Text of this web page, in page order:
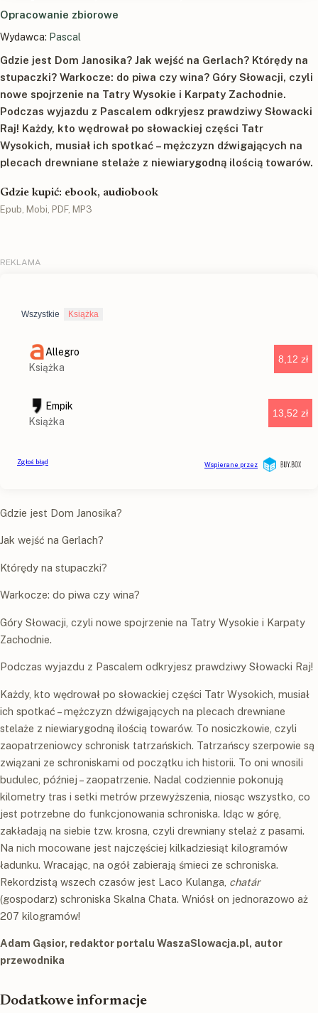
Opracowanie zbiorowe
Wydawca: Pascal
Gdzie jest Dom Janosika? Jak wejść na Gerlach? Którędy na
stupaczki? Warkocze: do piwa czy wina? Góry Słowacji, czyli
nowe spojrzenie na Tatry Wysokie i Karpaty Zachodnie.
Podczas wyjazdu z Pascalem odkryjesz prawdziwy Słowacki
Raj! Każdy, kto wędrował po słowackiej części Tatr
Wysokich, musiał ich spotkać – mężczyzn dźwigających na
plecach drewniane stelaże z niewiarygodną ilością towarów.
Gdzie kupić: ebook, audiobook
Epub, Mobi, PDF, MP3
Gdzie jest Dom Janosika?
Jak wejść na Gerlach?
Którędy na stupaczki?
Warkocze: do piwa czy wina?
Góry Słowacji, czyli nowe spojrzenie na Tatry Wysokie i Karpaty
Zachodnie.
Podczas wyjazdu z Pascalem odkryjesz prawdziwy Słowacki Raj!
Każdy, kto wędrował po słowackiej części Tatr Wysokich, musiał
ich spotkać – mężczyzn dźwigających na plecach drewniane
stelaże z niewiarygodną ilością towarów. To nosiczkowie, czyli
zaopatrzeniowcy schronisk tatrzańskich. Tatrzańscy szerpowie są
związani ze schroniskami od początku ich historii. To oni wnosili
budulec, później – zaopatrzenie. Nadal codziennie pokonują
kilometry tras i setki metrów przewyższenia, niosąc wszystko, co
jest potrzebne do funkcjonowania schroniska. Idąc w górę,
zakładają na siebie tzw. krosna, czyli drewniany stelaż z pasami.
Na nich mocowane jest najczęściej kilkadziesiąt kilogramów
ładunku. Wracając, na ogół zabierają śmieci ze schroniska.
Rekordzistą wszech czasów jest Laco Kulanga, chatár
(gospodarz) schroniska Skalna Chata. Wniósł on jednorazowo aż
207 kilogramów!
Adam Gąsior, redaktor portalu WaszaSlowacja.pl, autor
przewodnika
Dodatkowe informacje